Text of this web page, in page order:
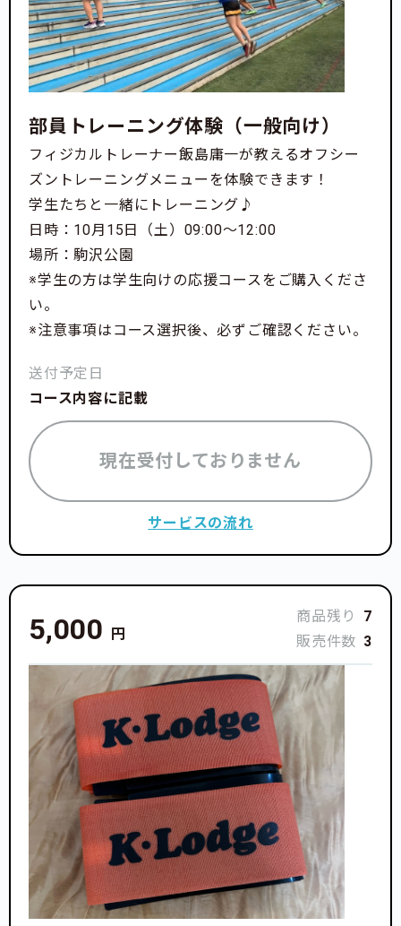
部員トレーニング体験（一般向け）
フィジカルトレーナー飯島庸一が教えるオフシー
ズントレーニングメニューを体験できます！
学生たちと一緒にトレーニング♪
日時：10月15日（土）09:00〜12:00
場所：駒沢公園
※学生の方は学生向けの応援コースをご購入くださ
い。
※注意事項はコース選択後、必ずご確認ください。
送付予定日
コース内容に記載
現在受付しておりません
サービスの流れ
5,000 円
商品残り
7
販売件数 3